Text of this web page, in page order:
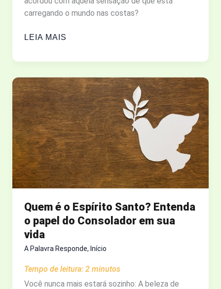
carregando o mundo nas costas?
EI,
ESTÁ
OU
APENAS
SOBREVIVENDO?
DESCUBRA
O
SEU
PROPÓSITO
EM
DEUS.
LEIA MAIS
Quem é o Espírito Santo? Entenda
o papel do Consolador em sua
vida
A Palavra Responde, Início
Tempo de leitura: 2 minutos
Você nunca mais estará sozinho: A beleza de